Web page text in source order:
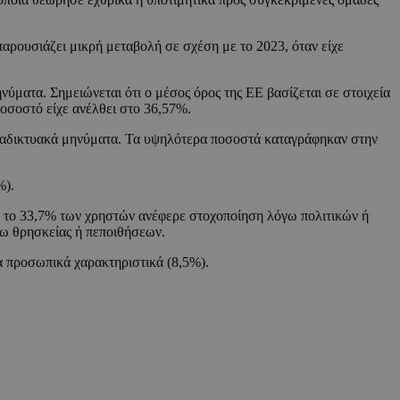
μικρή μεταβολή σε σχέση με το 2023, όταν είχε
Σημειώνεται ότι ο μέσος όρος της ΕΕ βασίζεται σε στοιχεία
είχε ανέλθει στο 36,57%.
μηνύματα. Τα υψηλότερα ποσοστά καταγράφηκαν στην
33,7% των χρηστών ανέφερε στοχοποίηση λόγω πολιτικών ή
θρησκείας ή πεποιθήσεων.
χαρακτηριστικά (8,5%).